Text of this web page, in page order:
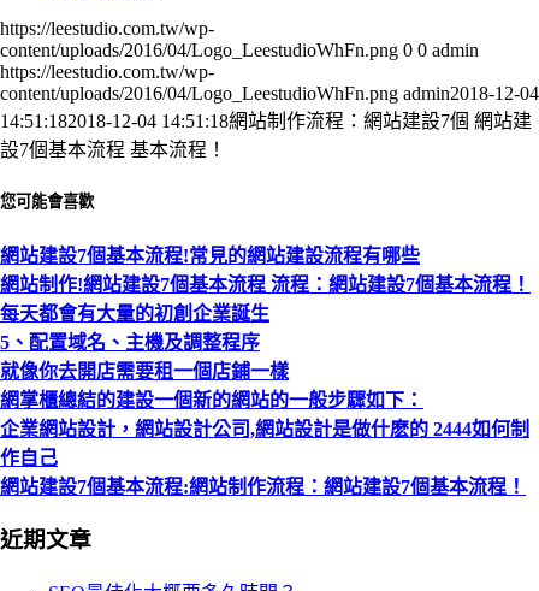
https://leestudio.com.tw/wp-
content/uploads/2016/04/Logo_LeestudioWhFn.png 0 0 admin
https://leestudio.com.tw/wp-
content/uploads/2016/04/Logo_LeestudioWhFn.png admin2018-12-04
14:51:182018-12-04 14:51:18網站制作流程：網站建設7個 網站建
設7個基本流程 基本流程！
您可能會喜歡
網站建設7個基本流程!常見的網站建設流程有哪些
網站制作!網站建設7個基本流程 流程：網站建設7個基本流程！
每天都會有大量的初創企業誕生
5、配置域名、主機及調整程序
就像你去開店需要租一個店鋪一樣
網掌櫃總結的建設一個新的網站的一般步驟如下：
企業網站設計，網站設計公司,網站設計是做什麽的 2444如何制
作自己
網站建設7個基本流程:網站制作流程：網站建設7個基本流程！
近期文章